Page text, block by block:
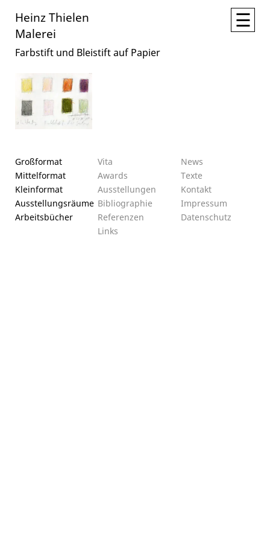
Heinz Thielen
Malerei
☰
Farbstift und Bleistift auf Papier
Großformat
Mittelformat
Kleinformat
Ausstellungsräume
Arbeitsbücher
Vita
Awards
Ausstellungen
Bibliographie
Referenzen
Links
News
Texte
Kontakt
Impressum
Datenschutz­